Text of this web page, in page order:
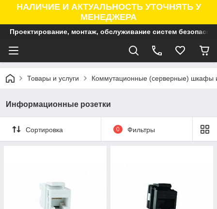
НАЛИЧИЕ И АКТУАЛЬНОСТЬ УТОЧНЯТЬ У
МЕНЕДЖЕРА
Проектирование, монтаж, обслуживание систем
Товары и услуги Коммутационные (серверные) шкафы
Информационные розетки
Сортировка 0 Фильтры